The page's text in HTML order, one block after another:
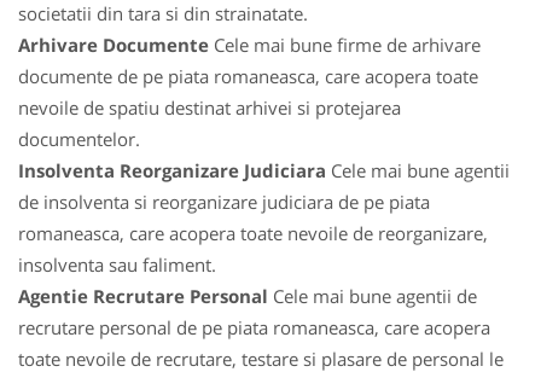
societatii din tara si din strainatate.
Arhivare Documente Cele mai bune firme de arhivare
documente de pe piata romaneasca, care acopera toate
nevoile de spatiu destinat arhivei si protejarea
documentelor.
Insolventa Reorganizare Judiciara Cele mai bune agentii
de insolventa si reorganizare judiciara de pe piata
romaneasca, care acopera toate nevoile de reorganizare,
insolventa sau faliment.
Agentie Recrutare Personal Cele mai bune agentii de
recrutare personal de pe piata romaneasca, care acopera
toate nevoile de recrutare, testare si plasare de personal le